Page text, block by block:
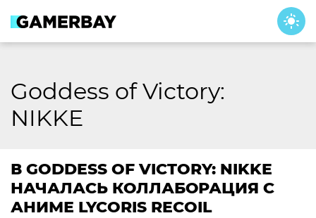
content
Goddess of Victory:
NIKKE
В GODDESS OF VICTORY: NIKKE
НАЧАЛАСЬ КОЛЛАБОРАЦИЯ С
АНИМЕ LYCORIS RECOIL